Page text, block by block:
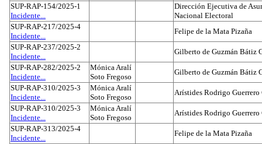
SUP-RAP-154/2025-1
Incidente...
Dirección Ejecutiva de
Nacional Electoral
SUP-RAP-217/2025-4
Incidente...
Felipe de la Mata Pizaña
SUP-RAP-237/2025-2
Incidente...
Gilberto de Guzmán Bátiz
SUP-RAP-282/2025-2
Incidente...
Mónica Aralí
Soto Fregoso
Gilberto de Guzmán Bátiz
SUP-RAP-310/2025-3
Incidente...
Mónica Aralí
Soto Fregoso
Arístides Rodrigo Guerrero
SUP-RAP-310/2025-3
Incidente...
Mónica Aralí
Soto Fregoso
Arístides Rodrigo Guerrero
SUP-RAP-313/2025-4
Incidente...
Felipe de la Mata Pizaña